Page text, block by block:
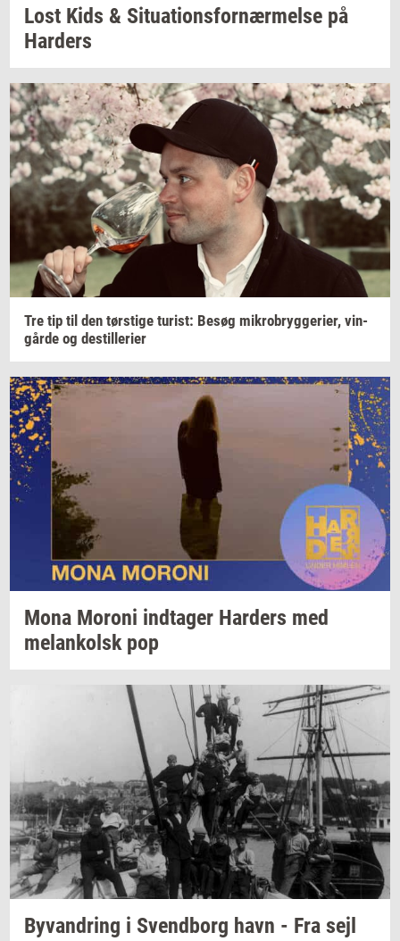
Lost Kids & Si­tu­a­tions­for­nær­mel­se på
Har­ders
Tre tip til den tørsti­ge turist: Besøg mi­kro­bryg­ge­ri­er, vin­
går­de og destil­le­ri­er
Mona Mor­o­ni ind­ta­ger Har­ders med
melan­kolskpop
Byvan­dring i Svend­borg havn - Fra sejl